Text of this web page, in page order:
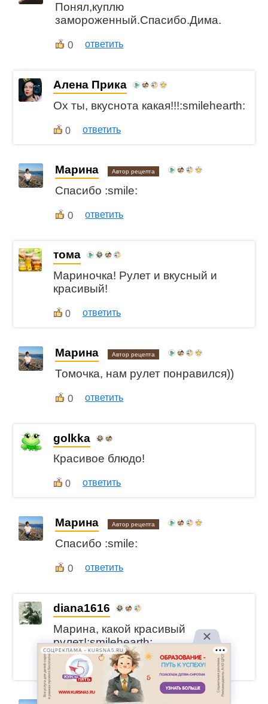
Понял,куплю
замороженный.Спасибо.Дима.
0 ответить
Алена Прика
Ох ты, вкуснота какая!!!:smilehearth:
0 ответить
Марина Автор рецепта
Спасибо :smile:
0 ответить
тома
Мариночка! Рулет и вкусный и
красивый!
0 ответить
Марина Автор рецепта
Томочка, нам рулет понравился))
0 ответить
golkka
Красивое блюдо!
0 ответить
Марина Автор рецепта
Спасибо :smile:
0 ответить
diana1616
Марина, какой красивый
рулет!:smilehearth:
0 ответить
СОЦРЕКЛАМА • KURSNA5.RU